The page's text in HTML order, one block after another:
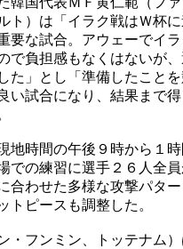
ト）は「イラク戦はＷ杯
要な試合。アウェーでイ
で負担感もなくはないが
た」とし「準備したこと
い試合になり、結果まで
地時間の午後９時から１
での練習に選手２６人全員
合わせた多様な攻撃パター
トピースも調整した。
・フンミン、トッテナム